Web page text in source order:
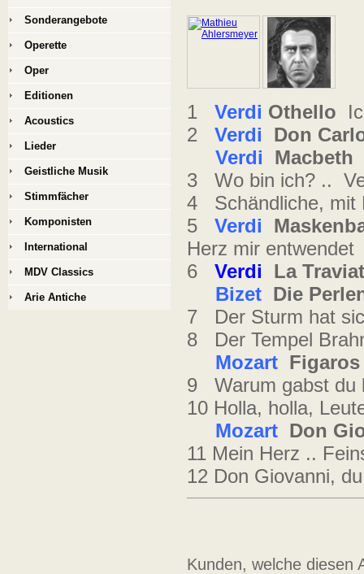
1 Verdi Othello
2 Verdi
Don
Verdi Macbeth
3 Wo bin ich? ..
4 Schändliche, mit
5 Verdi
Herz mir entwendet
6 Verdi
La
Bizet Die
7 Der Sturm hat
8 Der Tempel
Mozart
9 Warum gabst du
10 Holla, holla,
Mozart Don
11 Mein Herz ..
12 Don Giovanni,
Kunden, welche diesen
Sonderangebote
Operette
Oper
Editionen
Acoustics
Lieder
Geistliche Musik
Stimmfächer
Komponisten
International
MDV Classics
Arie Antiche